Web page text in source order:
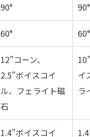
90° 90°
60° 60°
12”コーン、
2.5”ボイスコイ
ル、フェライト磁
石
イ
ラ
1.4”ボイスコイ